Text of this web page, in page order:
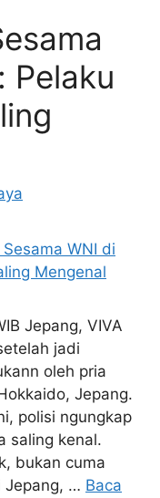
Pelaku
Jepang, VIVA
jadi
oleh pria
Jepang.
polisi ngungkap
saling kenal.
bukan cuma
Jepang, … Baca